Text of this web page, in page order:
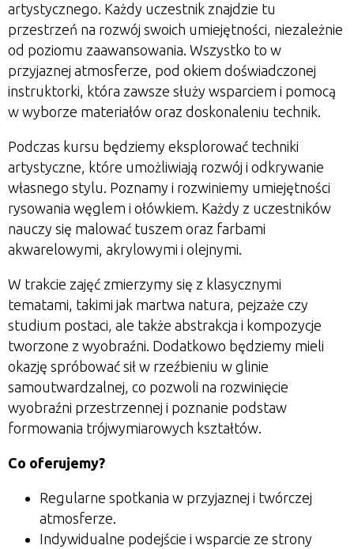
artystycznego. Każdy uczestnik znajdzie tu
przestrzeń na rozwój swoich umiejętności, niezależnie
od poziomu zaawansowania. Wszystko to w
przyjaznej atmosferze, pod okiem doświadczonej
instruktorki, która zawsze służy wsparciem i pomocą
w wyborze materiałów oraz doskonaleniu technik.
Podczas kursu będziemy eksplorować techniki
artystyczne, które umożliwiają rozwój i odkrywanie
własnego stylu. Poznamy i rozwiniemy umiejętności
rysowania węglem i ołówkiem. Każdy z uczestników
nauczy się malować tuszem oraz farbami
akwarelowymi, akrylowymi i olejnymi.
W trakcie zajęć zmierzymy się z klasycznymi
tematami, takimi jak martwa natura, pejzaże czy
studium postaci, ale także abstrakcja i kompozycje
tworzone z wyobraźni. Dodatkowo będziemy mieli
okazję spróbować sił w rzeźbieniu w glinie
samoutwardzalnej, co pozwoli na rozwinięcie
wyobraźni przestrzennej i poznanie podstaw
formowania trójwymiarowych kształtów.
Co oferujemy?
Regularne spotkania w przyjaznej i twórczej
atmosferze.
Indywidualne podejście i wsparcie ze strony